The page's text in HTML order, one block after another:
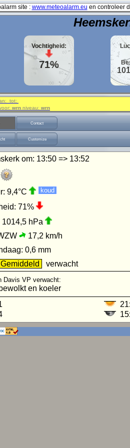
site : www.meteoalarm.eu en controleer
Vochtigheid:
71%
tot:
wrn niveau: wrn
Contact
Customize
om: 13:50 => 13:52
9,4°C koud
71%
1014,5 hPa
17,2 km/h
0,6 mm
Gemiddeld verwacht
Davis VP verwacht:
en koeler